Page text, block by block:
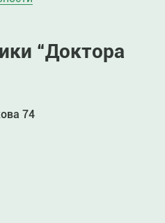
“Доктора
74